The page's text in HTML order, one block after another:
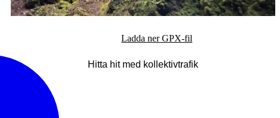
Ladda ner GPX-fil
Hitta hit med kollektivtrafik